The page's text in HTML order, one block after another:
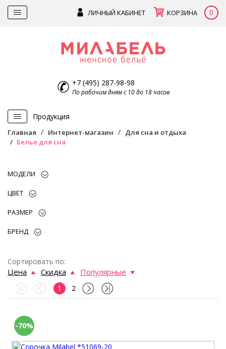
ЛИЧНЫЙ КАБИНЕТ КОРЗИНА 0
+7 (495) 287-98-98
По рабочим дням с 10 до 18 часов
Продукция
Главная Интернет-магазин
Для сна и отдыха
Белье для сна
МОДЕЛИ
ЦВЕТ
РАЗМЕР
БРЕНД
Сортировать по:
Цена Скидка Популярные
1 2
-70%